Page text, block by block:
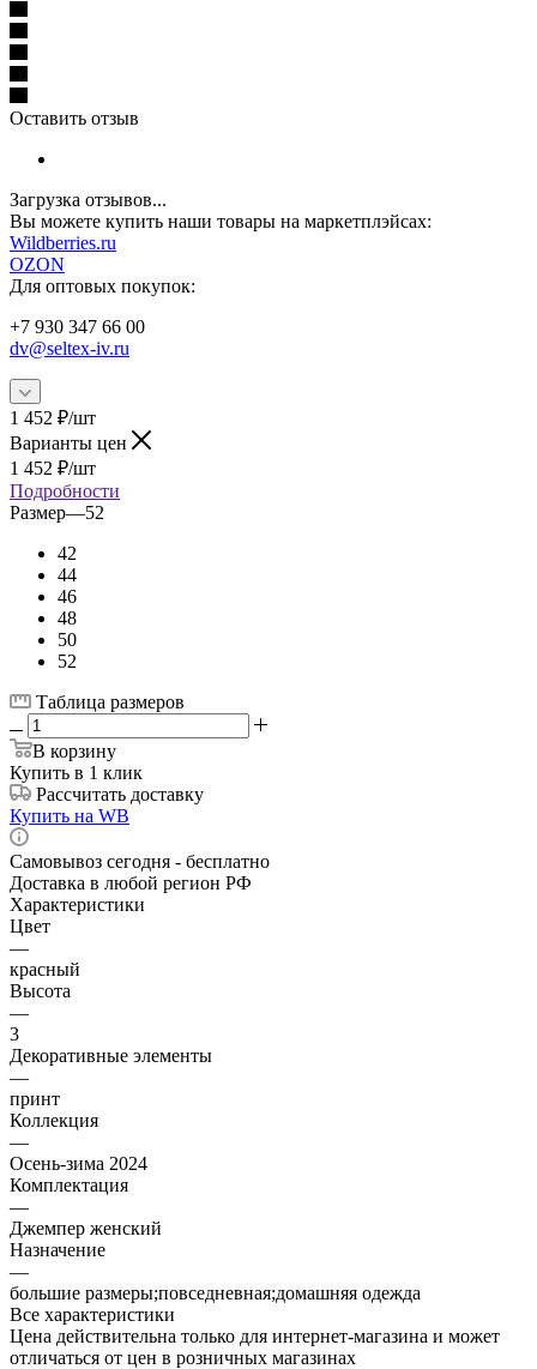
Оставить отзыв
Загрузка отзывов...
Вы можете купить наши товары на маркетплэйсах:
Wildberries.ru
OZON
Для оптовых покупок:
+7 930 347 66 00
dv@seltex-iv.ru
1 452 ₽/шт
Варианты цен
1 452 ₽/шт
Подробности
Размер—52
42
44
46
48
50
52
Таблица размеров
В корзину
Купить в 1 клик
Рассчитать доставку
Купить на WB
Самовывоз сегодня - бесплатно
Доставка в любой регион РФ
Характеристики
Цвет
—
красный
Высота
—
3
Декоративные элементы
—
принт
Коллекция
—
Осень-зима 2024
Комплектация
—
Джемпер женский
Назначение
—
большие размеры;повседневная;домашняя одежда
Все характеристики
Цена действительна только для интернет-магазина и может
отличаться от цен в розничных магазинах